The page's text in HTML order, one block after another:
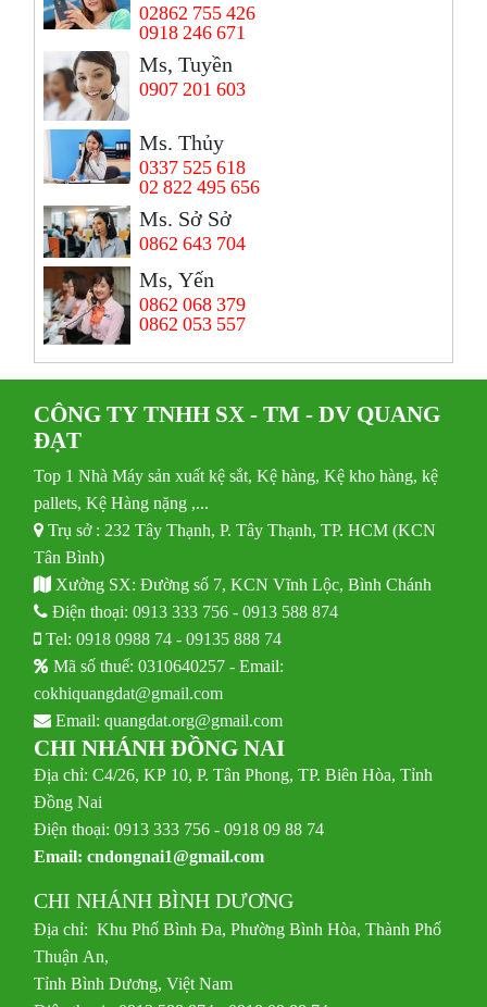
02862 755 426
0918 246 671
Ms, Tuyền
0907 201 603
Ms. Thủy
0337 525 618
02 822 495 656
Ms. Sở Sở
0862 643 704
Ms, Yến
0862 068 379
0862 053 557
CÔNG TY TNHH SX - TM - DV QUANG
ĐẠT
Top 1 Nhà Máy sản xuất kệ sắt, Kệ hàng, Kệ kho hàng, kệ
pallets, Kệ Hàng nặng ,...
Trụ sở : 232 Tây Thạnh, P. Tây Thạnh, TP. HCM (KCN
Tân Bình)
Xưởng SX: Đường số 7, KCN Vĩnh Lộc, Bình Chánh
Điện thoại:0913 333 756 -0913 588 874
Tel:0918 0988 74 -09135 888 74
Mã số thuế: 0310640257 - Email:
cokhiquangdat@gmail.com
Email:quangdat.org@gmail.com
CHI NHÁNH ĐỒNG NAI
Địa chỉ: C4/26, KP 10, P. Tân Phong, TP. Biên Hòa, Tỉnh
Đồng Nai
Điện thoại: 0913 333 756 - 0918 09 88 74
Email:cndongnai1@gmail.com
CHI NHÁNH BÌNH DƯƠNG
Địa chỉ: Khu Phố Bình Đa, Phường Bình Hòa, Thành Phố
Thuận An,
Tỉnh Bình Dương, Việt Nam